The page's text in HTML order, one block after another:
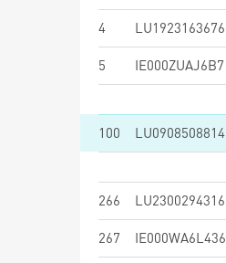
4 LU1923163676
5 IE000ZUAJ6B7
100 LU0908508814
266 LU2300294316
267 IE000WA6L436